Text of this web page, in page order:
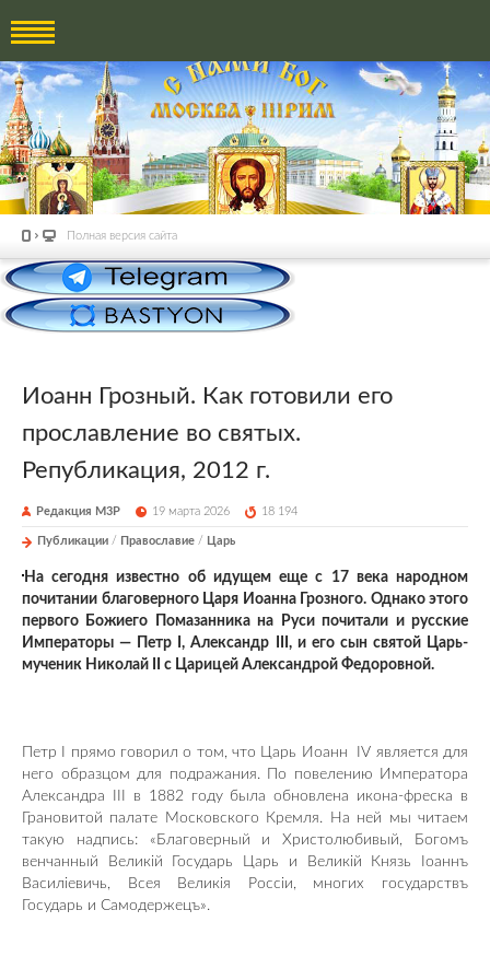
Полная версия сайта
Иоанн Грозный. Как готовили его
прославление во святых.
Републикация, 2012 г.
Редакция М3Р 19 марта 2026 18 194
Публикации / Православие / Царь
На сегодня известно об идущем еще с 17 века народном
почитании благоверного Царя Иоанна Грозного. Однако этого
первого Божиего Помазанника на Руси почитали и русские
Императоры — Петр I, Александр III, и его сын святой Царь-
мученик Николай II с Царицей Александрой Федоровной.
Петр I прямо говорил о том, что Царь Иоанн IV является для
него образцом для подражания. По повелению Императора
Александра III в 1882 году была обновлена икона-фреска в
Грановитой палате Московского Кремля. На ней мы читаем
такую надпись: «Благоверный и Христолюбивый, Богомъ
венчанный Великiй Государь Царь и Великiй Князь Iоаннъ
Василiевичь, Всея Великiя Россiи, многих государствъ
Государь и Самодержецъ».